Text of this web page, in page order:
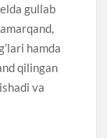
gullab
hamda
qilingan
va